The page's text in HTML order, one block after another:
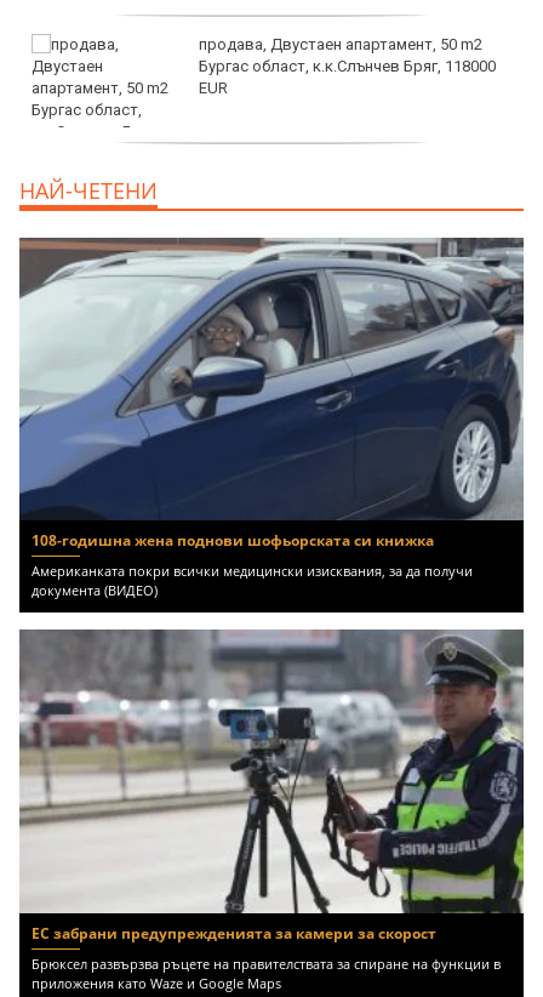
продава, Двустаен апартамент, 50 m2
Бургас област, к.к.Слънчев Бряг, 118000
EUR
НАЙ-ЧЕТЕНИ
108-годишна жена поднови шофьорската си книжка
Американката покри всички медицински изисквания, за да получи
документа (ВИДЕО)
ЕС забрани предупрежденията за камери за скорост
Брюксел развързва ръцете на правителствата за спиране на функции в
приложения като Waze и Google Maps